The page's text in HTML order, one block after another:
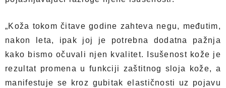
„Koža tokom čitave godine zahteva negu, međutim,
nakon leta, ipak joj je potrebna dodatna pažnja
kako bismo očuvali njen kvalitet. Isušenost kože je
rezultat promena u funkciji zaštitnog sloja kože, a
manifestuje se kroz gubitak elastičnosti uz pojavu